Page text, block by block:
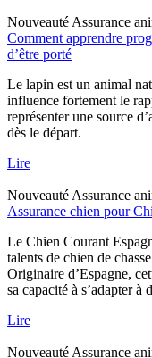
Nouveauté Assurance
Comment apprendre
d’être porté
Le lapin est un animal
influence fortement le
représenter une source
dès le départ.
Lire
Nouveauté Assurance
Assurance chien pour
Le Chien Courant
talents de chien de
Originaire d’Espagne,
sa capacité à s’adapter
Lire
Nouveauté Assurance